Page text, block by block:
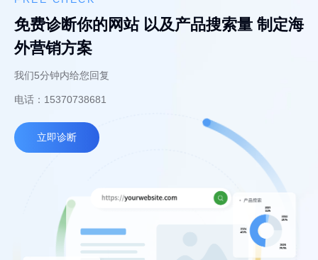
免费诊断你的网站 以及产品搜索量 制定海
外营销方案
我们5分钟内给您回复
电话：15370738681
立即诊断